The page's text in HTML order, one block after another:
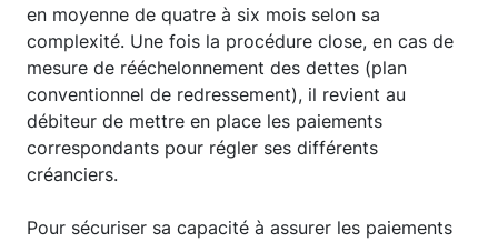
en moyenne de quatre à six mois selon sa
complexité. Une fois la procédure close, en cas de
mesure de rééchelonnement des dettes (plan
conventionnel de redressement), il revient au
débiteur de mettre en place les paiements
correspondants pour régler ses différents
créanciers.
Pour sécuriser sa capacité à assurer les paiements